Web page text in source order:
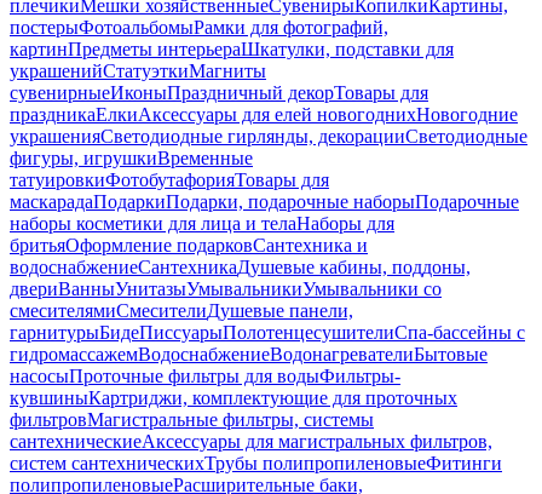
плечикиМешки хозяйственныеСувенирыКопилкиКартины,
постерыФотоальбомыРамки для фотографий,
картинПредметы интерьераШкатулки, подставки для
украшенийСтатуэткиМагниты
сувенирныеИконыПраздничный декорТовары для
праздникаЕлкиАксессуары для елей новогоднихНовогодние
украшенияСветодиодные гирлянды, декорацииСветодиодные
фигуры, игрушкиВременные
татуировкиФотобутафорияТовары для
маскарадаПодаркиПодарки, подарочные наборыПодарочные
наборы косметики для лица и телаНаборы для
бритьяОформление подарковСантехника и
водоснабжениеСантехникаДушевые кабины, поддоны,
двериВанныУнитазыУмывальникиУмывальники со
смесителямиСмесителиДушевые панели,
гарнитурыБидеПиссуарыПолотенцесушителиСпа-бассейны с
гидромассажемВодоснабжениеВодонагревателиБытовые
насосыПроточные фильтры для водыФильтры-
кувшиныКартриджи, комплектующие для проточных
фильтровМагистральные фильтры, системы
сантехническиеАксессуары для магистральных фильтров,
систем сантехническихТрубы полипропиленовыеФитинги
полипропиленовыеРасширительные баки,